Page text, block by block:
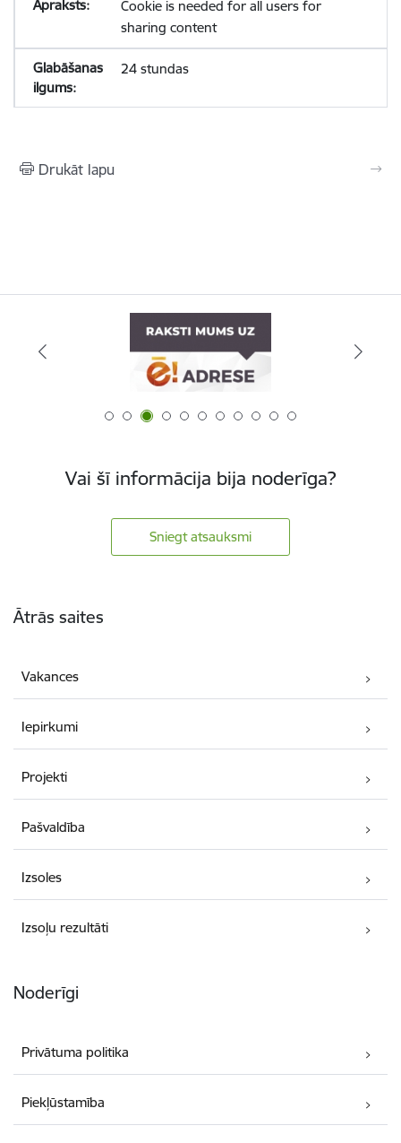
Cookie is needed for all users for
sharing content
24 stundas
Drukāt lapu
Vai šī informācija bija noderīga?
Sniegt atsauksmi
Ātrās saites
Vakances
Iepirkumi
Projekti
Pašvaldība
Izsoles
Izsoļu rezultāti
Noderīgi
Privātuma politika
Piekļūstamība